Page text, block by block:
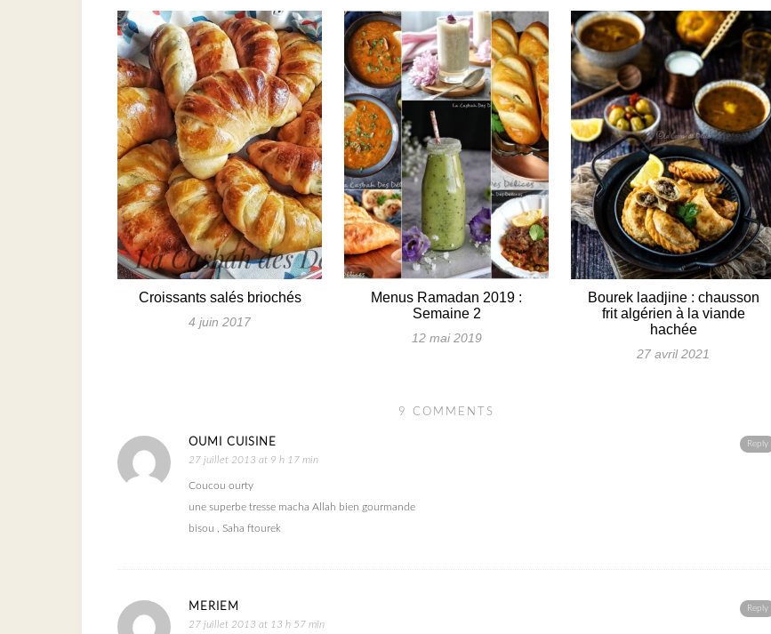
Croissants salés briochés
4 juin 2017
Menus Ramadan 2019 :
Semaine 2
12 mai 2019
Bourek laadjine : chausson
frit algérien à la viande
hachée
27 avril 2021
9 COMMENTS
Reply
OUMI CUISINE
27 juillet 2013 at 9 h 17 min
Coucou ourty
une superbe tresse macha Allah bien gourmande
bisou , Saha ftourek
Reply
MERIEM
27 juillet 2013 at 13 h 57 min